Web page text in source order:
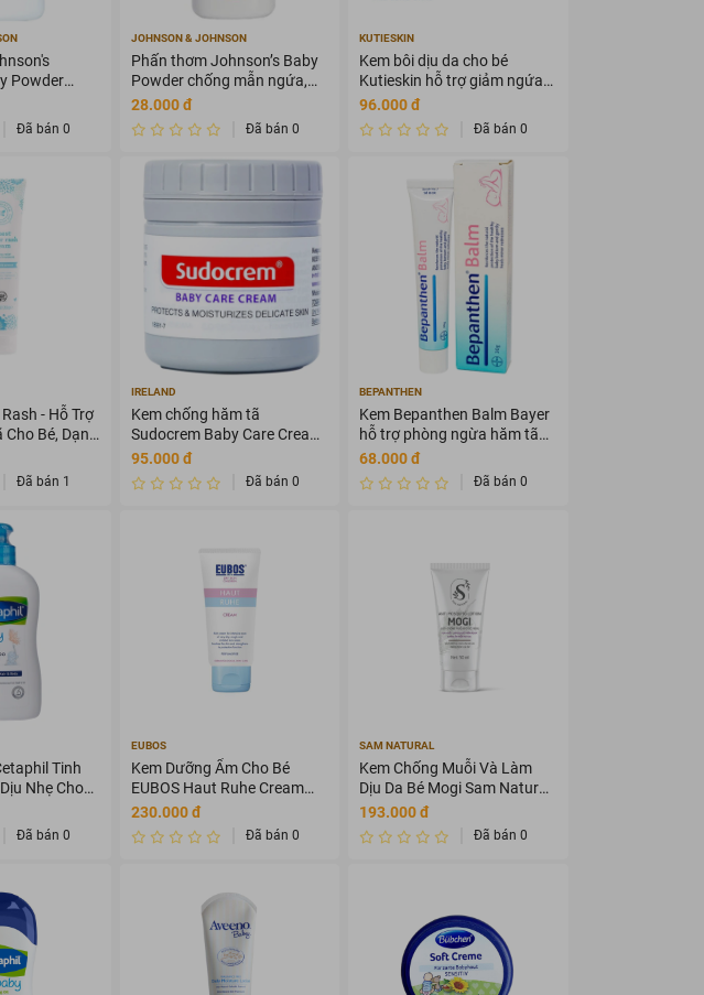
Powder
ngừa mẫn
(100g)
Đã bán 0
JOHNSON & JOHNSON
Phấn thơm Johnson’s Baby
Powder chống mẫn ngứa,
cho da bé luôn mềm mại
(100g)
28.000 đ
Đã bán 0
KUTIESKIN
Kem bôi dịu da cho bé
Kutieskin hỗ trợ giảm ngứa
nhanh, mẩn đỏ, tái tạo da
(30g)
96.000 đ
Đã bán 0
- Hỗ Trợ
Cho Bé, Dạng
Đã bán 1
IRELAND
Kem chống hăm tã
Sudocrem Baby Care Cream
hỗ trợ điều trị mẩn đỏ, ngứa,
hăm đỏ (60g)
95.000 đ
Đã bán 0
BEPANTHEN
Kem Bepanthen Balm Bayer
hỗ trợ phòng ngừa hăm tã
cho bé (30g)
68.000 đ
Đã bán 0
Tinh
Nhẹ Cho
Đã bán 0
EUBOS
Kem Dưỡng Ẩm Cho Bé
EUBOS Haut Ruhe Cream
50ml
230.000 đ
Đã bán 0
SAM NATURAL
Kem Chống Muỗi Và Làm
Dịu Da Bé Mogi Sam Natural
50ml
193.000 đ
Đã bán 0